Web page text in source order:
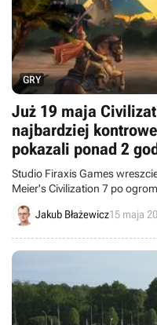
GRY
Już 19 maja
najbardziej
pokazali ponad 2
Studio Firaxis Games
Meier's Civilization 7 po
Jakub Błażewicz15 maja